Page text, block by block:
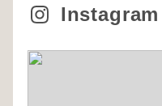
Instagram